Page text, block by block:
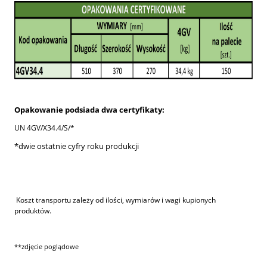
Opakowanie podsiada dwa certyfikaty:
UN 4GV/X34.4/S/*
*dwie ostatnie cyfry roku produkcji
Koszt transportu zależy od ilości, wymiarów i wagi kupionych
produktów.
**zdjęcie poglądowe